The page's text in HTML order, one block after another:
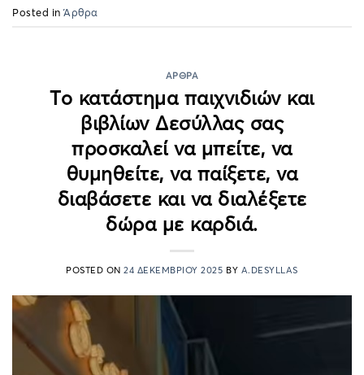
Posted inΆρθρα
ΆΡΘΡΑ
Το κατάστημα παιχνιδιών και
βιβλίων Δεσύλλας σας
προσκαλεί να μπείτε, να
θυμηθείτε, να παίξετε, να
διαβάσετε και να διαλέξετε
δώρα με καρδιά.
POSTED ON24 ΔΕΚΕΜΒΡΊΟΥ 2025 BY A.DESYLLAS